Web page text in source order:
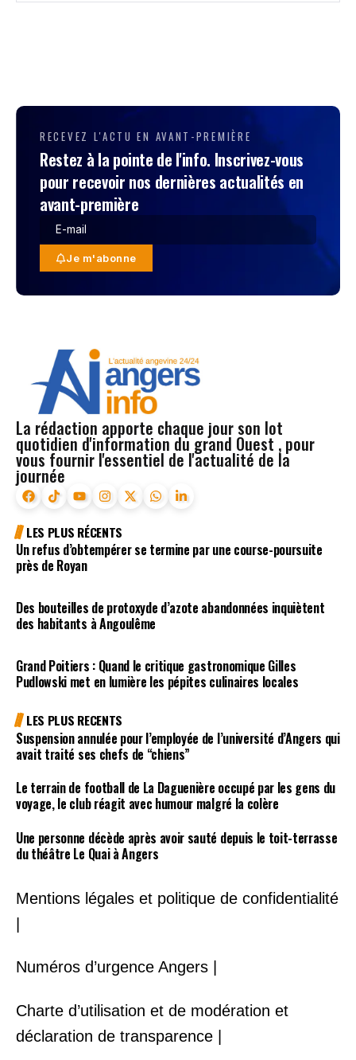
RECEVEZ L'ACTU EN AVANT-PREMIÈRE
Restez à la pointe de l'info. Inscrivez-vous
pour recevoir nos dernières actualités en
avant-première
Je m'abonne
La rédaction apporte chaque jour son lot
quotidien d'information du grand Ouest , pour
vous fournir l'essentiel de l'actualité de la
journée
LES PLUS RÉCENTS
Un refus d’obtempérer se termine par une course-poursuite
près de Royan
Des bouteilles de protoxyde d’azote abandonnées inquiètent
des habitants à Angoulême
Grand Poitiers : Quand le critique gastronomique Gilles
Pudlowski met en lumière les pépites culinaires locales
LES PLUS RECENTS
Suspension annulée pour l’employée de l’université d’Angers qui
avait traité ses chefs de “chiens”
Le terrain de football de La Daguenière occupé par les gens du
voyage, le club réagit avec humour malgré la colère
Une personne décède après avoir sauté depuis le toit-terrasse
du théâtre Le Quai à Angers
Mentions légales et politique de confidentialité
Numéros d’urgence Angers |
Charte d’utilisation et de modération et
déclaration de transparence |